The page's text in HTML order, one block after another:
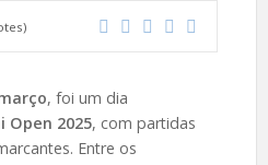
, foi um dia
Open 2025, com partidas
Entre os